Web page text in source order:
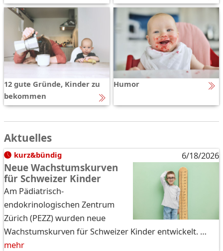
12 gute Gründe, Kinder zu
bekommen
Humor
Aktuelles
kurz&bündig 6/18/2026
Neue Wachstumskurven
für Schweizer Kinder
Am Pädiatrisch-
endokrinologischen Zentrum
Zürich (PEZZ) wurden neue
Wachstumskurven für Schweizer Kinder entwickelt. …
mehr